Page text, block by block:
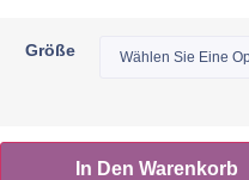
Größe
I-
In Den Warenkorb